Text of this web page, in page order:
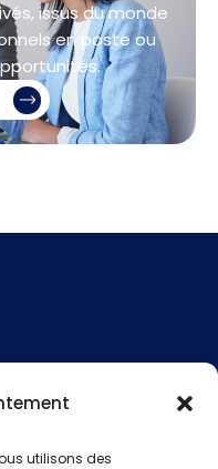
utilisons des
issus du monde
en poste ou